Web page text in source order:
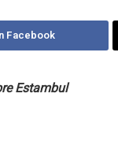
Facebook
Estambul